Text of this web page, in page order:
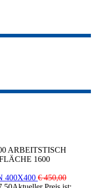
ARBEITSTISCH
1600
400X400 €450,00